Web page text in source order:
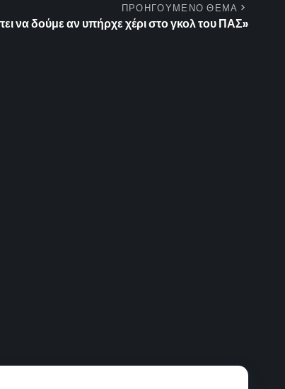
ΠΡΟΗΓΟΥΜΕΝΟ ΘΕΜΑ
να δούμε αν υπήρχε χέρι στο γκολ του ΠΑΣ»